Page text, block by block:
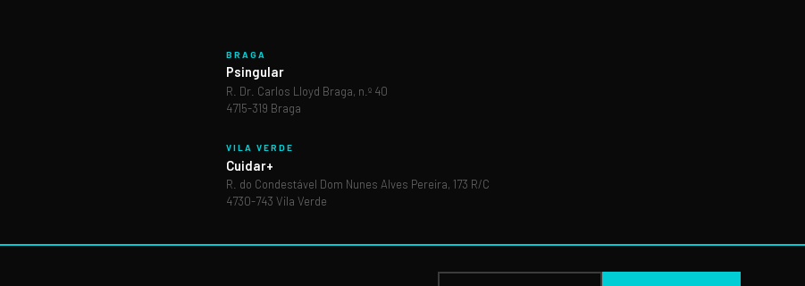
BRAGA
Psingular
R. Dr. Carlos Lloyd Braga, n.º 40
4715-319 Braga
VILA VERDE
Cuidar+
R. do Condestável Dom Nunes Alves Pereira, 173 R/C
4730-743 Vila Verde